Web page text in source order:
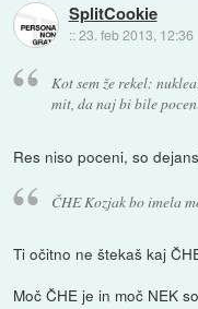
SplitCookie
::23. feb 2013, 12:36
Kot sem že rekel:
mit, da naj bi bile
Res niso poceni, so
ČHE Kozjak bo imela
Ti očitno ne štekaš kaj
Moč ČHE je in moč NEK